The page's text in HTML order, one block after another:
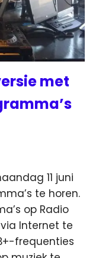
met
11 juni
te horen.
op Radio
Internet te
frequenties